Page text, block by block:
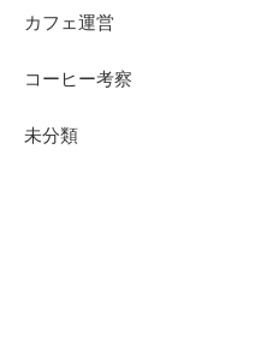
カフェ運営
コーヒー考察
未分類